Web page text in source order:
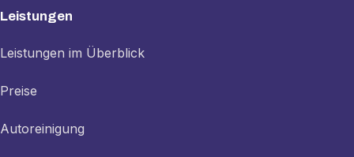
Leistungen
Leistungen im Überblick
Preise
Autoreinigung